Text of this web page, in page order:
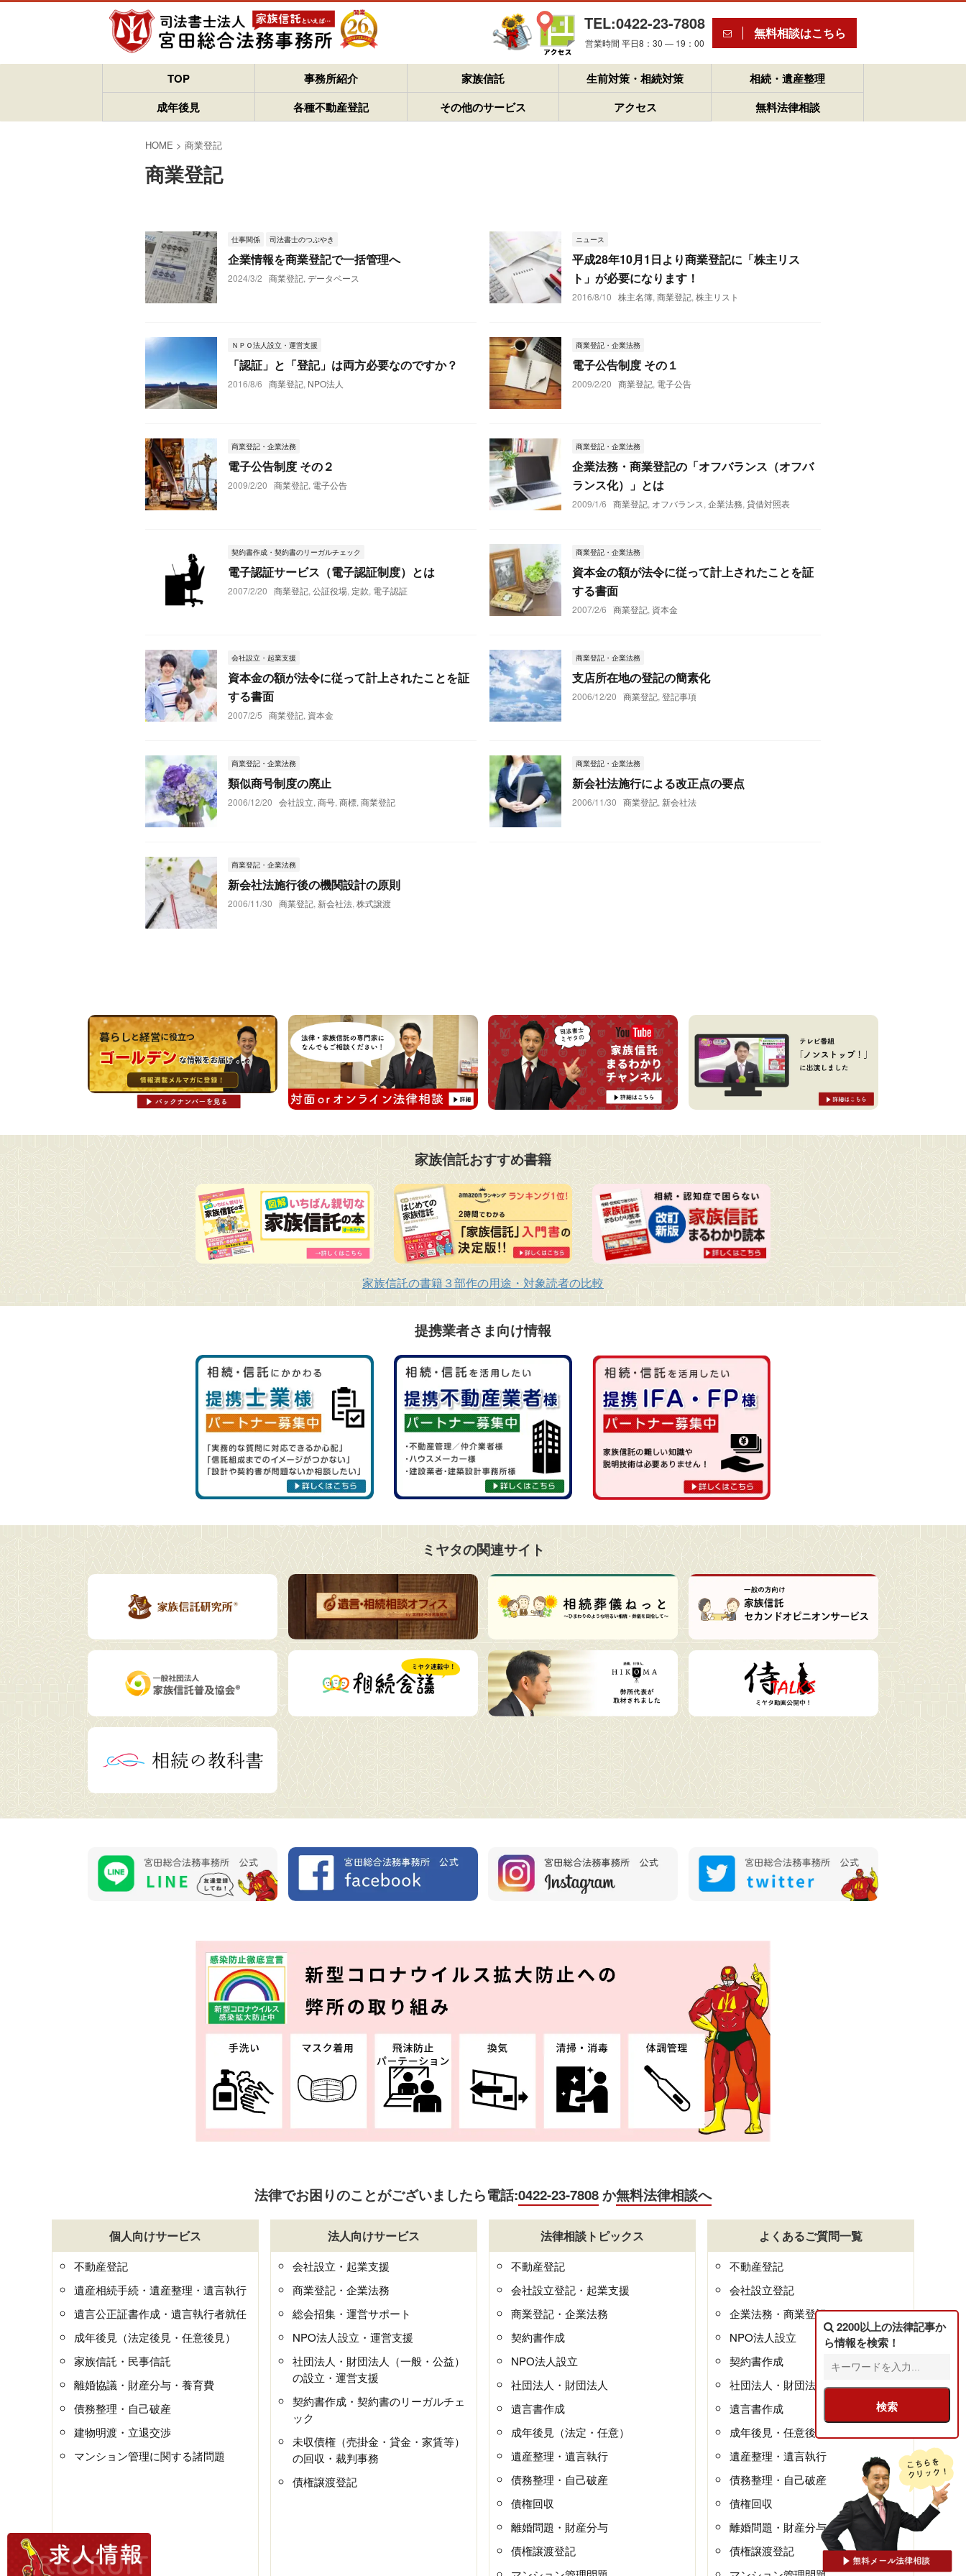
TEL:0422-23-7808
営業時間 平日8：30 ― 19：00
無料相談はこちら
TOP 事務所紹介 家族信託 生前対策・相続対策
相続・遺産整理
成年後見
各種不動産登記 その他のサービス アクセス 無料法律相談
HOME > 商業登記
商業登記
仕事関係 司法書士のつぶやき
企業情報を商業登記で一括管理へ
2024/3/2 商業登記, データベース
ニュース
平成28年10月1日より商業登記に「株主リス
ト」が必要になります！
2016/8/10 株主名簿,商業登記,株主リスト
ＮＰＯ法人設立・運営支援
「認証」と「登記」は両方必要なのですか？
2016/8/6 商業登記, NPO法人
商業登記・企業法務
電子公告制度 その１
2009/2/20 商業登記, 電子公告
商業登記・企業法務
電子公告制度 その２
2009/2/20 商業登記, 電子公告
商業登記・企業法務
企業法務・商業登記の「オフバランス（オフバ
ランス化）」とは
2009/1/6 商業登記, オフバランス,企業法務,貸借対照表
契約書作成・契約書のリーガルチェック
電子認証サービス（電子認証制度）とは
2007/2/20 商業登記, 公証役場, 定款, 電子認証
商業登記・企業法務
資本金の額が法令に従って計上されたことを証
する書面
2007/2/6 商業登記, 資本金
会社設立・起業支援
資本金の額が法令に従って計上されたことを証
する書面
2007/2/5 商業登記, 資本金
商業登記・企業法務
支店所在地の登記の簡素化
2006/12/20 商業登記,登記事項
商業登記・企業法務
類似商号制度の廃止
2006/12/20 会社設立, 商号, 商標, 商業登記
商業登記・企業法務
新会社法施行による改正点の要点
2006/11/30 商業登記, 新会社法
商業登記・企業法務
新会社法施行後の機関設計の原則
2006/11/30 商業登記, 新会社法, 株式譲渡
家族信託おすすめ書籍
家族信託の書籍３部作の用途・対象読者の比較
提携業者さま向け情報
ミヤタの関連サイト
法律でお困りのことがございましたら電話:0422-23-7808か無料法律相談へ
個人向けサービス
不動産登記
遺産相続手続・遺産整理・遺言執行
遺言公正証書作成・遺言執行者就任
成年後見（法定後見・任意後見）
家族信託・民事信託
離婚協議・財産分与・養育費
債務整理・自己破産
建物明渡・立退交渉
マンション管理に関する諸問題
法人向けサービス
会社設立・起業支援
商業登記・企業法務
総会招集・運営サポート
NPO法人設立・運営支援
社団法人・財団法人（一般・公益）
の設立・運営支援
契約書作成・契約書のリーガルチェ
ック
未収債権（売掛金・貸金・家賃等）
の回収・裁判事務
債権譲渡登記
法律相談トピックス
不動産登記
会社設立登記・起業支援
商業登記・企業法務
契約書作成
NPO法人設立
社団法人・財団法人
遺言書作成
成年後見（法定・任意）
遺産整理・遺言執行
債務整理・自己破産
債権回収
離婚問題・財産分与
債権譲渡登記
よくあるご質問一覧
不動産登記
会社設立登記
企業法務・商業登記
NPO法人設立
契約書作成
社団法人・財団法人
遺言書作成
成年後見・任意後見
遺産整理・遺言執行
債務整理・自己破産
債権回収
離婚問題・財産分与
債権譲渡登記
2200以上の法律記事か
ら情報を検索！